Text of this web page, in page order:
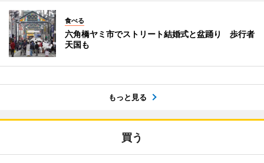
食べる
六角橋ヤミ市でストリート結婚式と盆踊り 歩行者
天国も
もっと見る
買う